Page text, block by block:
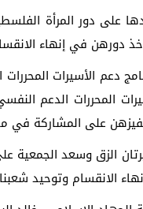
على دور المرأة
دورهن في إنهاء
دعم الأسيرات
المحررات الدعم
على المشاركة
الزق وسعد الجمعية
الانقسام وتوحيد